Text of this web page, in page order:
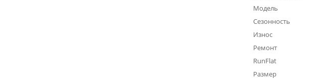
Модель
Сезонность
Износ
Ремонт
RunFlat
Размер